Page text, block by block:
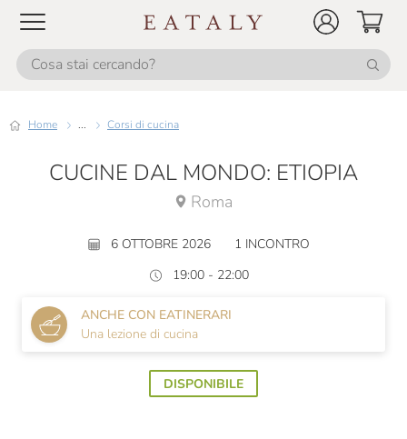
Home ... Corsi di cucina
CUCINE DAL MONDO: ETIOPIA
Roma
6 OTTOBRE 2026
1 INCONTRO
19:00 - 22:00
ANCHE CON EATINERARI
Una lezione di cucina
DISPONIBILE